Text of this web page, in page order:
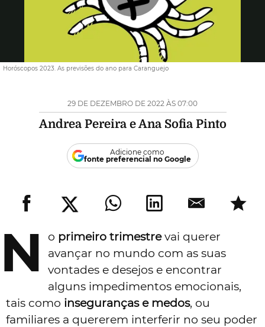
Vídeo
Horóscopos 2023. As previsões do ano para Caranguejo
29 DE DEZEMBRO DE 2022 ÀS 07:00
Andrea PereiraeAna Sofia Pinto
Adicione como
fonte preferencial no Google
N o primeiro trimestrevai querer
avançar no mundo com as suas
vontades e desejos e encontrar
alguns impedimentos emocionais,
tais como inseguranças e medos, ou
familiares a quererem interferir no seu poder